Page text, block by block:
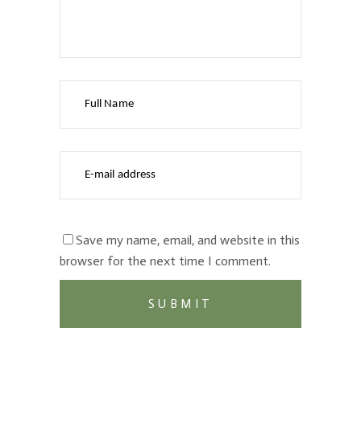
Save my name, email, and website in this
browser for the next time I comment.